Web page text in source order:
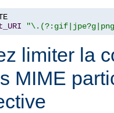
limiter la
MIME